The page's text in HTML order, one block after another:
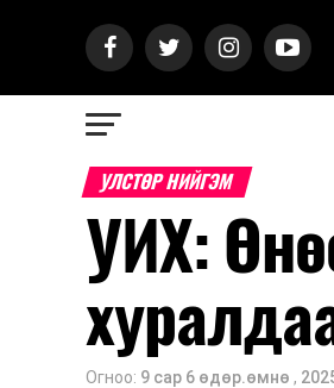
УЛСТӨР НИЙГЭМ
УИХ:
Огноо: 9 сар 6 өдөр.өмнө ,